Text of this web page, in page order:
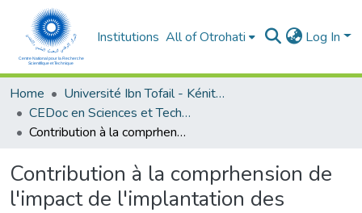
Institutions All of Otrohati Log In
Home
Université Ibn Tofail - Kénitra
CEDoc en Sciences et Techniques et Sciences Médicales (CED - STSM)
Contribution à la comprhension de l'impact de l'implantation des grandes surfaces sur la santé de la population au Maroc
Contribution à la comprhension de
l'impact de l'implantation des